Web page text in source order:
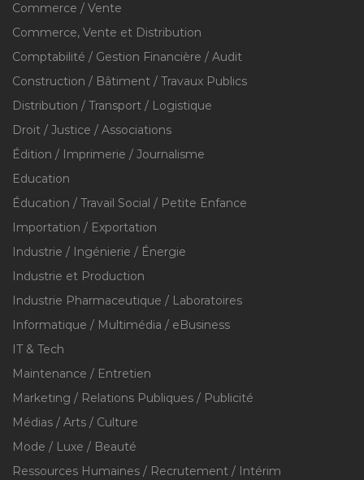
Commerce / Vente
Commerce, Vente et Distribution
Comptabilité / Gestion Financière / Audit
Construction / Bâtiment / Travaux Publics
Distribution / Transport / Logistique
Droit / Justice / Associations
Édition / Imprimerie / Journalisme
Education
Éducation / Travail Social / Petite Enfance
Importation / Exportation
Industrie / Ingénierie / Énergie
Industrie et Production
Industrie Pharmaceutique / Laboratoires
Informatique / Multimédia / eBusiness
IT & Tech
Maintenance / Entretien
Marketing / Relations Publiques / Publicité
Médias / Arts / Culture
Mode / Luxe / Beauté
Ressources Humaines / Recrutement / Intérim